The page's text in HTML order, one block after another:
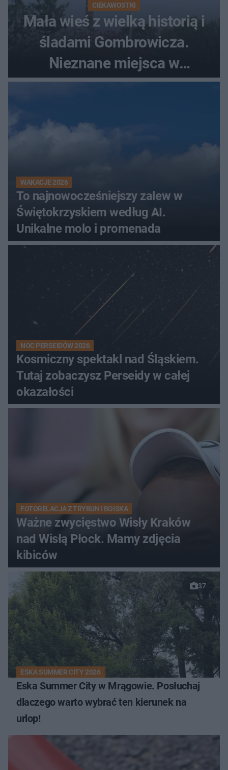
CIEKAWOSTKI
Mała wieś z wielką historią i
śladami Gombrowicza.
Nieznane miejsca w
Świętokrzyskiem
WAKACJE 2026
To najnowocześniejszy zalew w
Świętokrzyskiem według AI.
Unikalne molo i promenada
NOC PERSEIDÓW 2026
Kosmiczny spektakl nad Śląskiem.
Tutaj zobaczysz Perseidy w całej
okazałości
FOTORELACJA Z TRYBUN I BOISKA
Ważne zwycięstwo Wisły Kraków
nad Wisłą Płock. Mamy zdjęcia
kibiców
37
ESKA SUMMER CITY 2026
Eska Summer City w Mrągowie. Posłuchaj
dlaczego warto wybrać ten kierunek na
urlop!